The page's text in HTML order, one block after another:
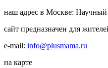
наш адрес в Москве: Научный
сайт предназначен для
e-mail: info@plusmama.ru
на карте